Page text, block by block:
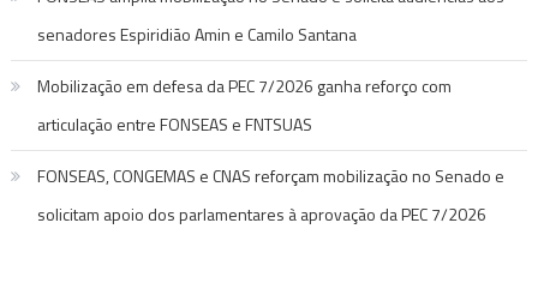
senadores Espiridião Amin e Camilo Santana
Mobilização em defesa da PEC 7/2026 ganha reforço com
articulação entre FONSEAS e FNTSUAS
FONSEAS, CONGEMAS e CNAS reforçam mobilização no Senado e
solicitam apoio dos parlamentares à aprovação da PEC 7/2026